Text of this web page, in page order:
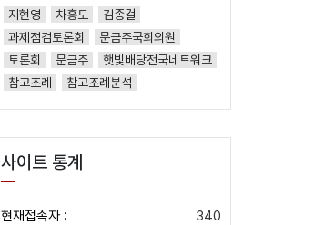
지현영
차흥도
김종걸
과제점검토론회
문금주국회의원
토론회
문금주
햇빛배당전국네트워크
참고조례
참고조례분석
사이트 통계
현재접속자 :
340